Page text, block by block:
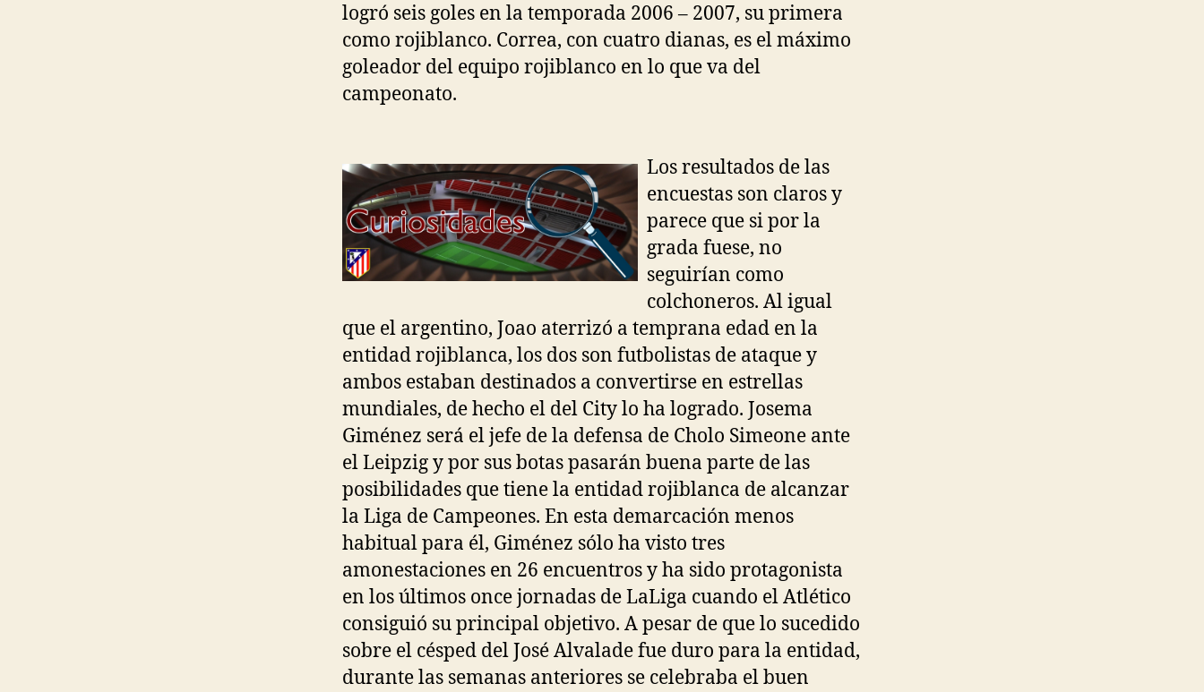
logró seis goles en la temporada 2006 – 2007, su primera
como rojiblanco. Correa, con cuatro dianas, es el máximo
goleador del equipo rojiblanco en lo que va del
campeonato.
Los resultados de las
encuestas son claros y
parece que si por la
grada fuese, no
seguirían como
colchoneros. Al igual
que el argentino, Joao aterrizó a temprana edad en la
entidad rojiblanca, los dos son futbolistas de ataque y
ambos estaban destinados a convertirse en estrellas
mundiales, de hecho el del City lo ha logrado. Josema
Giménez será el jefe de la defensa de Cholo Simeone ante
el Leipzig y por sus botas pasarán buena parte de las
posibilidades que tiene la entidad rojiblanca de alcanzar
la Liga de Campeones. En esta demarcación menos
habitual para él, Giménez sólo ha visto tres
amonestaciones en 26 encuentros y ha sido protagonista
en los últimos once jornadas de LaLiga cuando el Atlético
consiguió su principal objetivo. A pesar de que lo sucedido
sobre el césped del José Alvalade fue duro para la entidad,
durante las semanas anteriores se celebraba el buen